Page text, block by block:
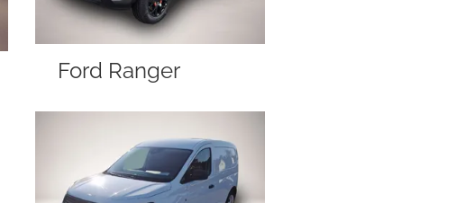
Ford Ranger